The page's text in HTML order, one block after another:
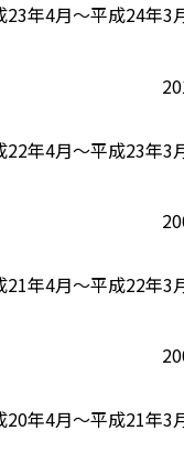
23年4月～平成24年3
22年4月～平成23年3
21年4月～平成22年3
20年4月～平成21年3